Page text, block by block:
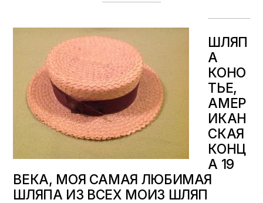
ШЛЯП
А
КОНО
ТЬЕ,
АМЕР
ИКАН
СКАЯ
КОНЦ
А 19
ВЕКА, МОЯ САМАЯ ЛЮБИМАЯ
ШЛЯПА ИЗ ВСЕХ МОИЗ ШЛЯП